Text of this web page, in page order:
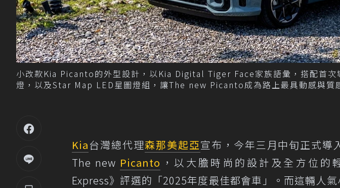
小改款Kia Picanto的外型設計，以Kia Digital Tiger Face家族語彙，搭配首次
燈，以及Star Map LED星圖燈組，讓The new Picanto成為路上最具動感與質
Kia台灣總代理森那美起亞宣布，今年三月中旬正式導
The new Picanto ，以大膽時尚的設計及全方位的
Express》評選的「2025年度最佳都會車」。而這輛人